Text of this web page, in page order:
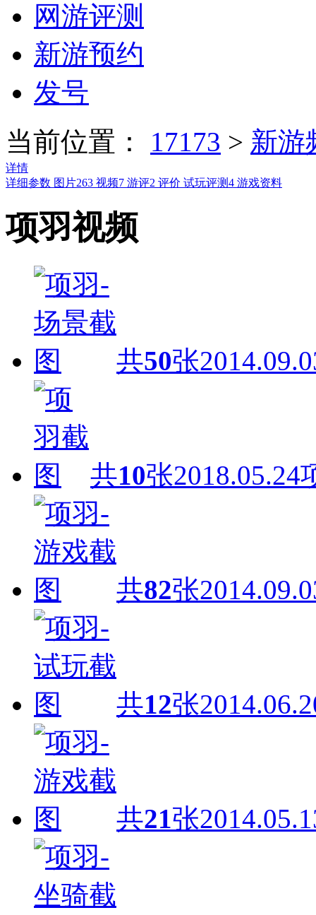
网游评测
新游预约
发号
当前位置： 17173 > 新游
详情
详细参数 图片263 视频7 游评2 评价 试玩评测4 游戏资料
项羽视频
共50张
共10张2018.05.24
共82张
共12张
共21张